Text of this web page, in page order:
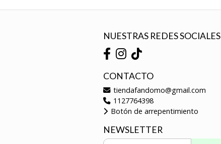
NUESTRAS REDES SOCIALES
CONTACTO
tiendafandomo@gmail.com
1127764398
Botón de arrepentimiento
NEWSLETTER